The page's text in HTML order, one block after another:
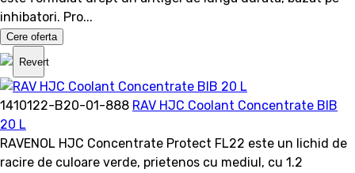
inhibatori. Pro...
Cere oferta
Revert
1410122-B20-01-888 RAV HJC Coolant Concentrate BIB
20 L
RAVENOL HJC Concentrate Protect FL22 este un lichid de
racire de culoare verde, prietenos cu mediul, cu 1.2